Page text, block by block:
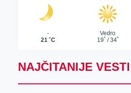
NAJČITANIJE VESTI